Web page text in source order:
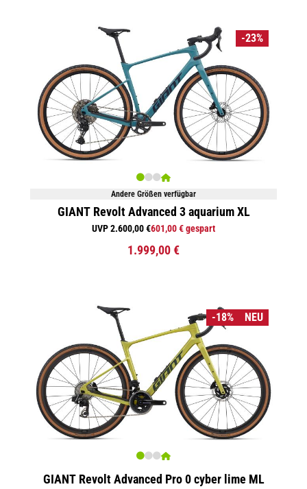
-23%
Andere Größen verfügbar
GIANT Revolt Advanced 3 aquarium XL
UVP 2.600,00 €601,00 € gespart
1.999,00 €
-18% NEU
GIANT Revolt Advanced Pro 0 cyber lime ML